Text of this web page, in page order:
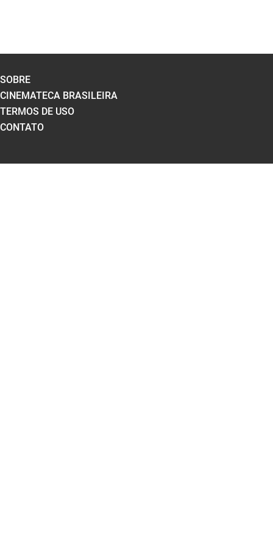
SOBRE
CINEMATECA BRASILEIRA
TERMOS DE USO
CONTATO